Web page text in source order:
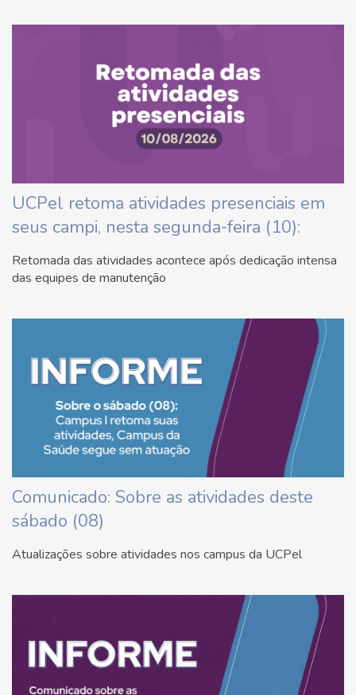
UCPel retoma atividades presenciais em
seus campi, nesta segunda-feira (10):
Retomada das atividades acontece após dedicação intensa
das equipes de manutenção
Comunicado: Sobre as atividades deste
sábado (08)
Atualizações sobre atividades nos campus da UCPel